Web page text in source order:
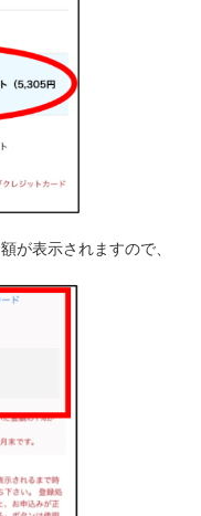
が表示されますので、